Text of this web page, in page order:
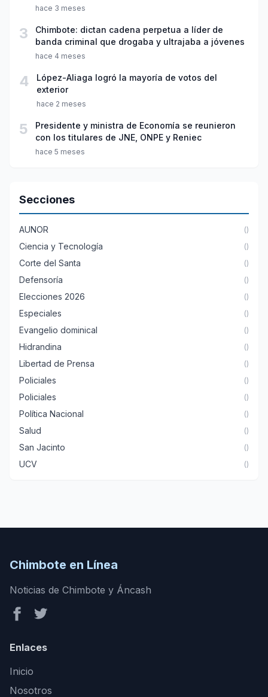
hace 3 meses
3
Chimbote: dictan cadena perpetua a líder de
banda criminal que drogaba y ultrajaba a jóvenes
hace 4 meses
4
López-Aliaga logró la mayoría de votos del
exterior
hace 2 meses
5
Presidente y ministra de Economía se reunieron
con los titulares de JNE, ONPE y Reniec
hace 5 meses
Secciones
AUNOR ()
Ciencia y Tecnología ()
Corte del Santa ()
Defensoría ()
Elecciones 2026 ()
Especiales ()
Evangelio dominical ()
Hidrandina ()
Libertad de Prensa ()
Policiales ()
Policiales ()
Política Nacional ()
Salud ()
San Jacinto ()
UCV ()
Chimbote en Línea
Noticias de Chimbote y Áncash
Enlaces
Inicio
Nosotros